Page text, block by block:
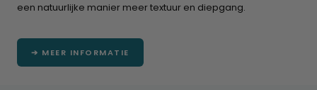
een natuurlijke manier meer textuur en diepgang.
➔ MEER INFORMATIE